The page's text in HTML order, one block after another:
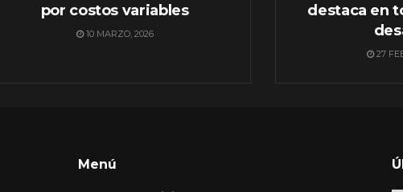
por costos variables
10 MARZO, 2026
destaca en
27
Menú